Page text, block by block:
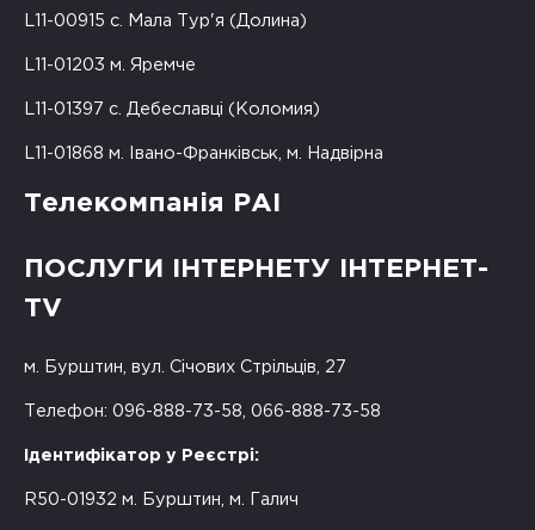
L11-00915 с. Мала Тур'я (Долина)
L11-01203 м. Яремче
L11-01397 с. Дебеславці (Коломия)
L11-01868 м. Івано-Франківськ, м. Надвірна
Телекомпанія РАІ
ПОСЛУГИ ІНТЕРНЕТУ ІНТЕРНЕТ-
TV
м. Бурштин, вул. Січових Стрільців, 27
Телефон: 096-888-73-58, 066-888-73-58
Ідентифікатор у Реєстрі:
R50-01932 м. Бурштин, м. Галич